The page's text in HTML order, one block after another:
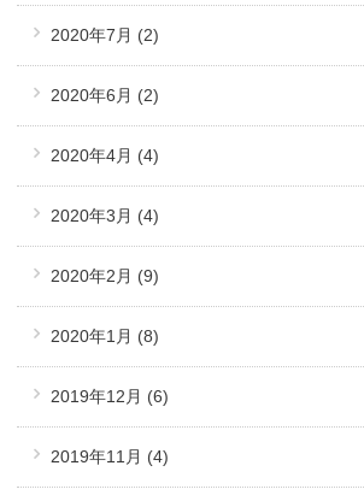
2020年7月 (2)
2020年6月 (2)
2020年4月 (4)
2020年3月 (4)
2020年2月 (9)
2020年1月 (8)
2019年12月 (6)
2019年11月 (4)